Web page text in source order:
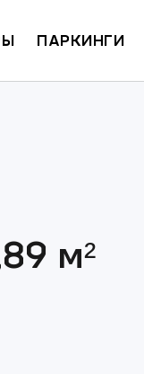
ПАРКИНГИ
м²